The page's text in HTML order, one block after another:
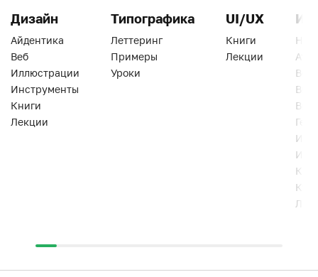
Дизайн
Айдентика
Веб
Иллюстрации
Инструменты
Книги
Лекции
Типографика
Леттеринг
Примеры
Уроки
UI/UX
Книги
Лекции
Веб